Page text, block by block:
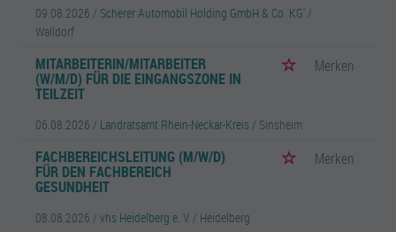
09.08.2026 / Scherer Automobil Holding GmbH & Co. KG' /
Walldorf
MITARBEITERIN/MITARBEITER
(W/M/D) FÜR DIE EINGANGSZONE IN
TEILZEIT
Merken
06.08.2026 / Landratsamt Rhein-Neckar-Kreis / Sinsheim
FACHBEREICHSLEITUNG (M/W/D)
FÜR DEN FACHBEREICH
GESUNDHEIT
Merken
08.08.2026 / vhs Heidelberg e. V. / Heidelberg